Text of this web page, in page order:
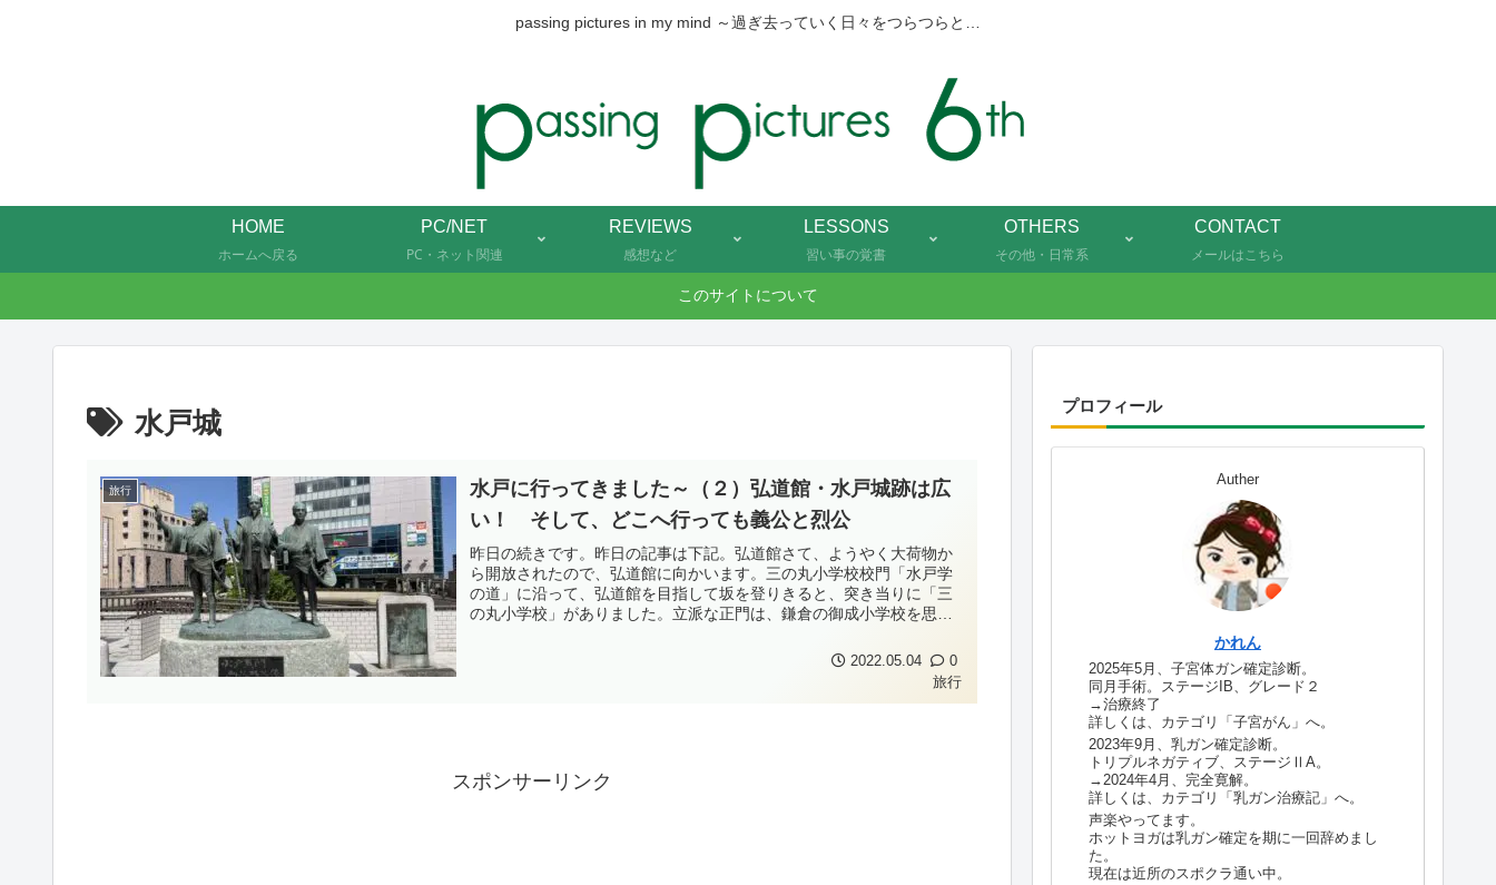
passing pictures in my mind ～過ぎ去っていく日々をつらつらと…
HOME
ホームへ戻る
PC/NET
PC・ネット関連
REVIEWS
感想など
LESSONS
習い事の覚書
OTHERS
その他・日常系
CONTACT
メールはこちら
このサイトについて
水戸城
旅行
水戸に行ってきました～（２）弘道館・水戸城跡は広
い！ そして、どこへ行っても義公と烈公
昨日の続きです。昨日の記事は下記。弘道館さて、ようやく大荷物か
ら開放されたので、弘道館に向かいます。三の丸小学校校門「水戸学
の道」に沿って、弘道館を目指して坂を登りきると、突き当りに「三
の丸小学校」がありました。立派な正門は、鎌倉の御成小学校を思い
こっと覗いてみましたが、校舎もそういう雰囲気になってました。歴
2022.05.04
0
旅行
スポンサーリンク
プロフィール
Auther
かれん
2025年5月、子宮体ガン確定診断。
同月手術。ステージIB、グレード２
→治療終了
詳しくは、カテゴリ「子宮がん」へ。
2023年9月、乳ガン確定診断。
トリプルネガティブ、ステージⅡA。
→2024年4月、完全寛解。
詳しくは、カテゴリ「乳ガン治療記」へ。
声楽やってます。
ホットヨガは乳ガン確定を期に一回辞めまし
た。
現在は近所のスポクラ通い中。